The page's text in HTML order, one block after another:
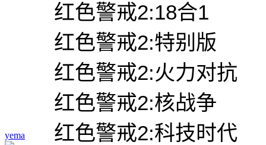
yema
红色警戒2:18合1
红色警戒2:特别版
红色警戒2:火力对抗
红色警戒2:核战争
红色警戒2:科技时代